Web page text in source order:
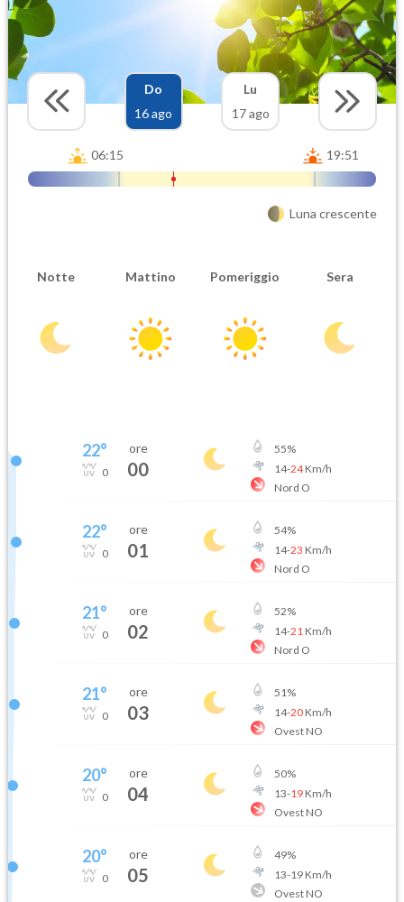
Do
16 ago
Lu
17 ago
06:15 19:51
Luna crescente
Notte Mattino Pomeriggio Sera
22°
0
ore
00
55%
14-24Km/h
Nord O
22°
0
ore
01
54%
14-23 Km/h
Nord O
21°
0
ore
02
52%
14-21 Km/h
Nord O
21°
0
ore
03
51%
14-20Km/h
Ovest NO
20°
0
ore
04
50%
13-19Km/h
Ovest NO
20°
0
ore
05
49%
13-19Km/h
Ovest NO